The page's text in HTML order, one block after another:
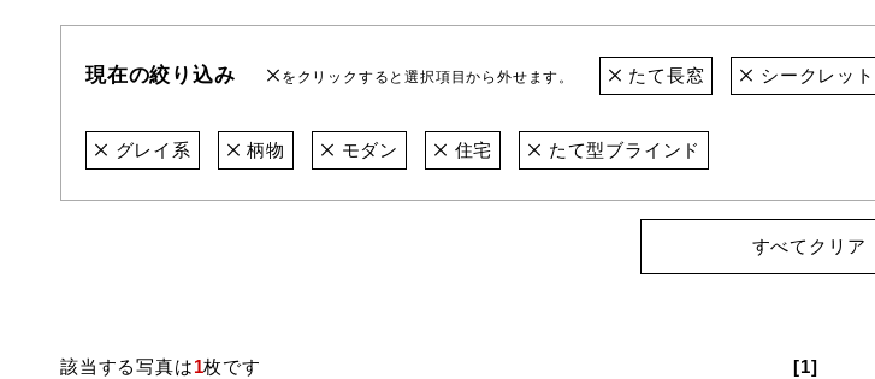
現在の絞り込み をクリックすると選択項目から外せます。 たて長窓 シークレット
グレイ系 柄物 モダン 住宅 たて型ブラインド
すべてクリア
該当する写真は1枚です [1]